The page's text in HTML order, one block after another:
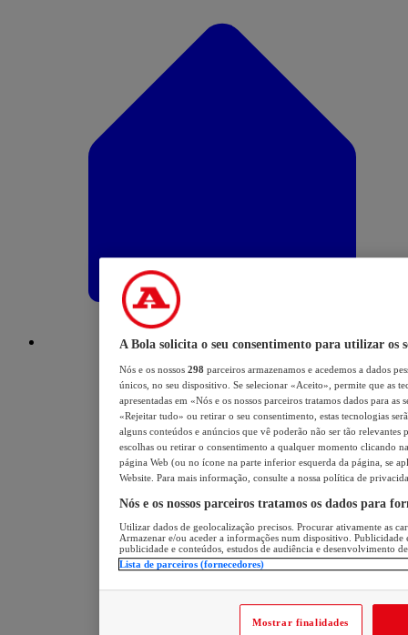
A Bola solicita o seu consentimento para utilizar os
Nós e os nossos 298 parceiros armazenamos e acedemos a dados
únicos, no seu dispositivo. Se selecionar «Aceito», permite que as
apresentadas em «Nós e os nossos parceiros tratamos dados para
«Rejeitar tudo» ou retirar o seu consentimento, estas tecnologias
alguns conteúdos e anúncios que vê poderão não ser tão relevantes
escolhas ou retirar o consentimento a qualquer momento clicando
página Web (ou no ícone na parte inferior esquerda da página, se
Website. Para mais informação, consulte a nossa política de
Nós e os nossos parceiros tratamos os dados para
Utilizar dados de geolocalização precisos. Procurar ativamente as
Armazenar e/ou aceder a informações num dispositivo. Publicidade
publicidade e conteúdos, estudos de audiência e desenvolvimento
Lista de parceiros (fornecedores)
Mostrar finalidades